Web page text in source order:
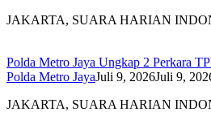
JAKARTA, SUARA HARIAN
Polda Metro Jaya Ungkap 2 Perkara
Polda Metro JayaJuli 9, 2026Juli 9,
JAKARTA, SUARA HARIAN